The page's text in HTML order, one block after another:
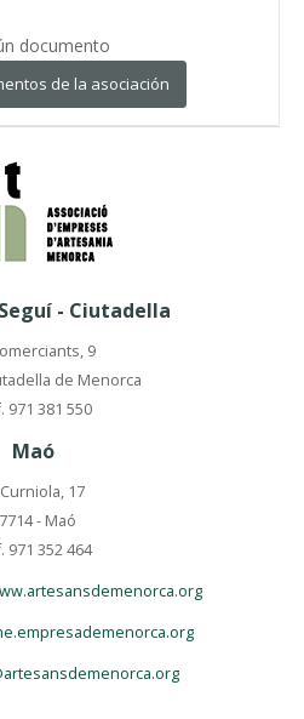
documento
de la asociación
- Ciutadella
9
de Menorca
971 381 550
Maó
17
- Maó
971 352 464